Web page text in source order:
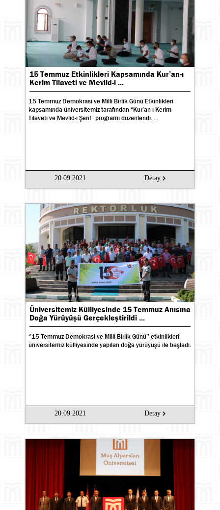
15 Temmuz Etkinlikleri Kapsamında Kur’an-ı
Kerim Tilaveti ve Mevlid-i ...
15 Temmuz Demokrasi ve Milli Birlik Günü Etkinlikleri
kapsamında üniversitemiz tarafından “Kur’an-ı Kerim
Tilaveti ve Mevlid-i Şerif” programı düzenlendi. ...
20.09.2021 Detay
Üniversitemiz Külliyesinde 15 Temmuz Anısına
Doğa Yürüyüşü Gerçekleştirildi ...
‘’15 Temmuz Demokrasi ve Milli Birlik Günü’’ etkinlikleri
üniversitemiz külliyesinde yapılan doğa yürüyüşü ile başladı.
20.09.2021 Detay